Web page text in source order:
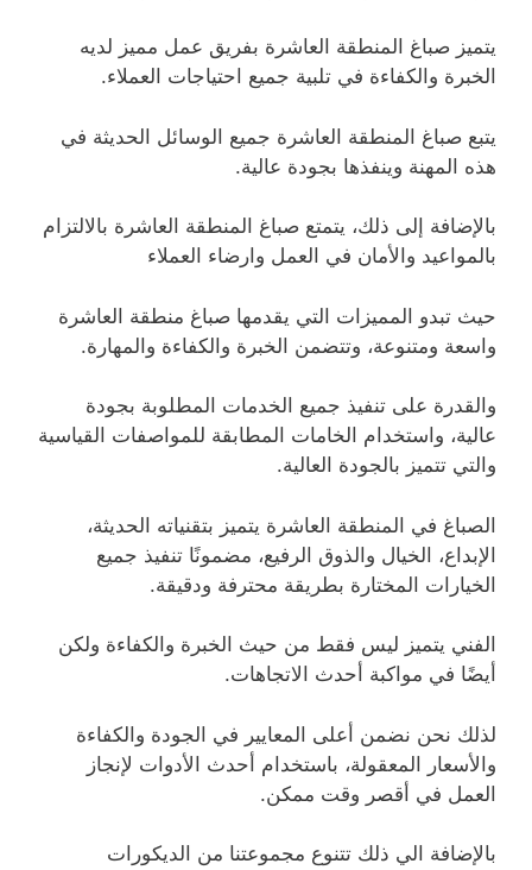
يتميز صباغ المنطقة العاشرة بفريق عمل مميز لديه
الخبرة والكفاءة في تلبية جميع احتياجات العملاء.
يتبع صباغ المنطقة العاشرة جميع الوسائل الحديثة في
هذه المهنة وينفذها بجودة عالية.
بالإضافة إلى ذلك، يتمتع صباغ المنطقة العاشرة بالالتزام
بالمواعيد والأمان في العمل وارضاء العملاء
حيث تبدو المميزات التي يقدمها صباغ منطقة العاشرة
واسعة ومتنوعة، وتتضمن الخبرة والكفاءة والمهارة.
والقدرة على تنفيذ جميع الخدمات المطلوبة بجودة
عالية، واستخدام الخامات المطابقة للمواصفات القياسية
والتي تتميز بالجودة العالية.
الصباغ في المنطقة العاشرة يتميز بتقنياته الحديثة،
الإبداع، الخيال والذوق الرفيع، مضمونًا تنفيذ جميع
الخيارات المختارة بطريقة محترفة ودقيقة.
الفني يتميز ليس فقط من حيث الخبرة والكفاءة ولكن
أيضًا في مواكبة أحدث الاتجاهات.
لذلك نحن نضمن أعلى المعايير في الجودة والكفاءة
والأسعار المعقولة، باستخدام أحدث الأدوات لإنجاز
العمل في أقصر وقت ممكن.
بالإضافة الي ذلك تتنوع مجموعتنا من الديكورات